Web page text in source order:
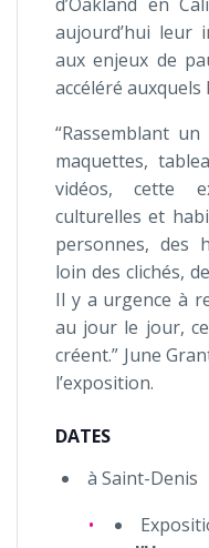
aujourd’hui leur
aux enjeux de
accéléré
“Rassemblant un
maquettes,
vidéos, cette
culturelles et
personnes, des
loin des clichés,
Il y a urgence à
au jour le jour,
créent.” June
l’exposition.
DATES
à Saint-Denis